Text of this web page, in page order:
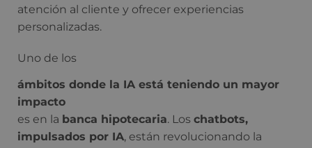
atención al cliente y ofrecer experiencias
personalizadas.
Uno de los
ámbitos donde la IA está teniendo un mayor
impacto
es en la banca hipotecaria. Los chatbots,
impulsados por IA, están revolucionando la